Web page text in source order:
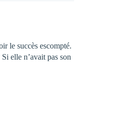
le succès escompté.
elle n’avait pas son